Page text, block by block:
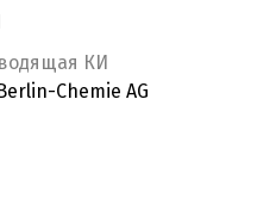
КИ
Chemie AG